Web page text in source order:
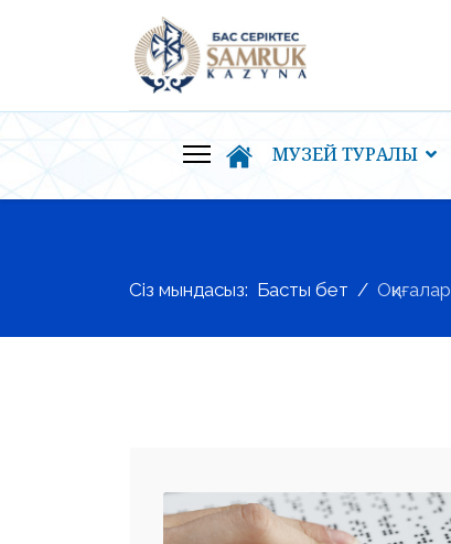
МУЗЕЙ ТУРАЛЫ
Сіз мындасыз: Басты бет Оқиғалар